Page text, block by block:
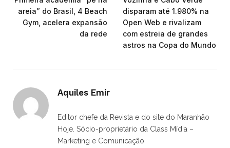
areia” do Brasil, 4 Beach
Gym, acelera expansão
da rede
disparam até 1.980% na
Open Web e rivalizam
com estreia de grandes
astros na Copa do Mundo
Aquiles Emir
Editor chefe da Revista e do site do Maranhão
Hoje. Sócio-proprietário da Class Mídia –
Marketing e Comunicação